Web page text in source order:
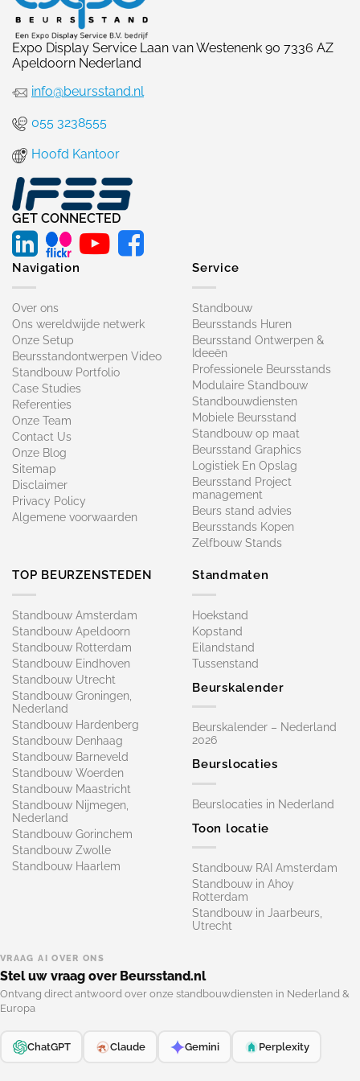
Expo Display Service Laan van Westenenk 90 7336 AZ
Apeldoorn Nederland
info@beursstand.nl
055 3238555
Hoofd Kantoor
GET CONNECTED
Navigation
Over ons
Ons wereldwijde netwerk
Onze Setup
Beursstandontwerpen Video
Standbouw Portfolio
Case Studies
Referenties
Onze Team
Contact Us
Onze Blog
Sitemap
Disclaimer
Privacy Policy
Algemene voorwaarden
Service
Standbouw
Beursstands Huren
Beursstand Ontwerpen &
Ideeën
Professionele Beursstands
Modulaire Standbouw
Standbouwdiensten
Mobiele Beursstand
Standbouw op maat​
Beursstand Graphics
Logistiek En Opslag
Beursstand Project
management
Beurs stand advies
Beursstands Kopen
Zelfbouw Stands
TOP BEURZENSTEDEN
Standbouw Amsterdam
Standbouw Apeldoorn
Standbouw Rotterdam
Standbouw Eindhoven
Standbouw Utrecht
Standbouw Groningen,
Nederland
Standbouw Hardenberg
Standbouw Denhaag
Standbouw Barneveld
Standbouw Woerden
Standbouw Maastricht
Standbouw Nijmegen,
Nederland
Standbouw Gorinchem
Standbouw Zwolle
Standbouw Haarlem
Standmaten
Hoekstand
Kopstand
Eilandstand
Tussenstand
Beurskalender
Beurskalender – Nederland
2026
Beurslocaties
Beurslocaties in Nederland
Toon locatie
Standbouw RAI Amsterdam
Standbouw in Ahoy
Rotterdam
Standbouw in Jaarbeurs,
Utrecht
VRAAG AI OVER ONS
Stel uw vraag over Beursstand.nl
Ontvang direct antwoord over onze standbouwdiensten in Nederland &
Europa
ChatGPT Claude Gemini Perplexity